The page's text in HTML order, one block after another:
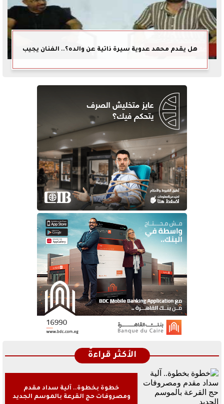
هل يقدم محمد عدوية سيرة ذاتية عن والده؟.. الفنان يجيب
الأكثر قراءةً
خطوة بخطوة.. آلية سداد مقدم
ومصروفات حج القرعة بالموسم الجديد